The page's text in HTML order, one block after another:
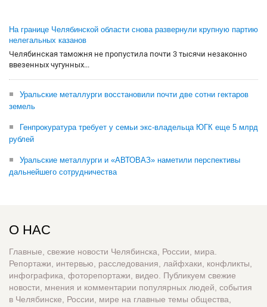
На границе Челябинской области снова развернули крупную партию
нелегальных казанов
Челябинская таможня не пропустила почти 3 тысячи незаконно
ввезенных чугунных...
Уральские металлурги восстановили почти две сотни гектаров
земель
Генпрокуратура требует у семьи экс-владельца ЮГК еще 5 млрд
рублей
Уральские металлурги и «АВТОВАЗ» наметили перспективы
дальнейшего сотрудничества
О НАС
Главные, свежие новости Челябинска, России, мира.
Репортажи, интервью, расследования, лайфхаки, конфликты,
инфографика, фоторепортажи, видео. Публикуем свежие
новости, мнения и комментарии популярных людей, события
в Челябинске, России, мире на главные темы общества,